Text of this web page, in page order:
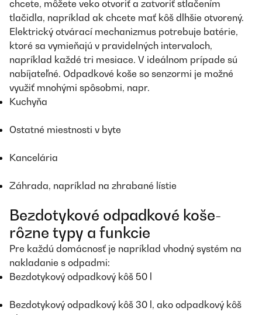
chcete, môžete veko otvoriť a zatvoriť stlačením
tlačidla, napríklad ak chcete mať kôš dlhšie otvorený.
Elektrický otvárací mechanizmus potrebuje batérie,
ktoré sa vymieňajú v pravidelných intervaloch,
napríklad každé tri mesiace. V ideálnom prípade sú
nabíjateľné. Odpadkové koše so senzormi je možné
využiť mnohými spôsobmi, napr.
Kuchyňa
Ostatné miestnosti v byte
Kancelária
Záhrada, napríklad na zhrabané lístie
Bezdotykové odpadkové koše-
rôzne typy a funkcie
Pre každú domácnosť je napríklad vhodný systém na
nakladanie s odpadmi:
Bezdotykový odpadkový kôš 50 l
Bezdotykový odpadkový kôš 30 l, ako odpadkový kôš